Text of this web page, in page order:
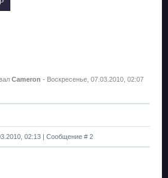
Cameron - Воскресенье, 07.03.2010, 02:07
02:13 | Сообщение # 2